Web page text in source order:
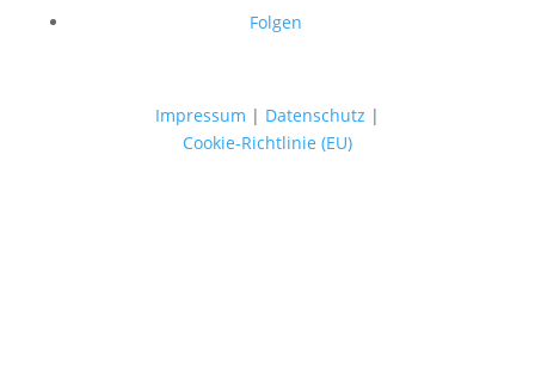
Folgen
Impressum | Datenschutz |
Cookie-Richtlinie (EU)